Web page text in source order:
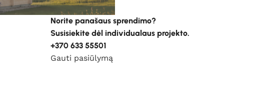
Norite panašaus sprendimo?
Susisiekite dėl individualaus projekto.
+370 633 55501
Gauti pasiūlymą